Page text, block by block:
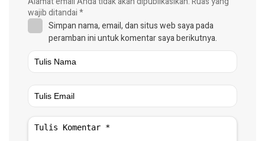
wajib ditandai*
Simpan nama, email, dan situs web saya pada
peramban ini untuk komentar saya berikutnya.